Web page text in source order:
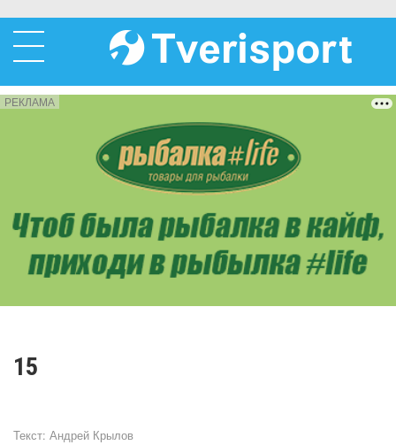
РЕКЛАМА
15
Текст: Андрей Крылов